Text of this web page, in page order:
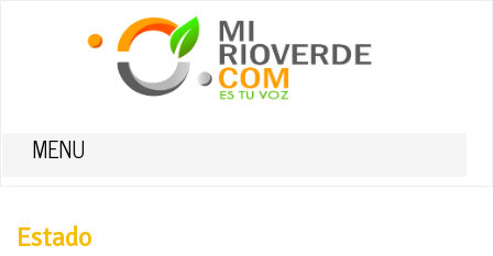
MENU
Estado